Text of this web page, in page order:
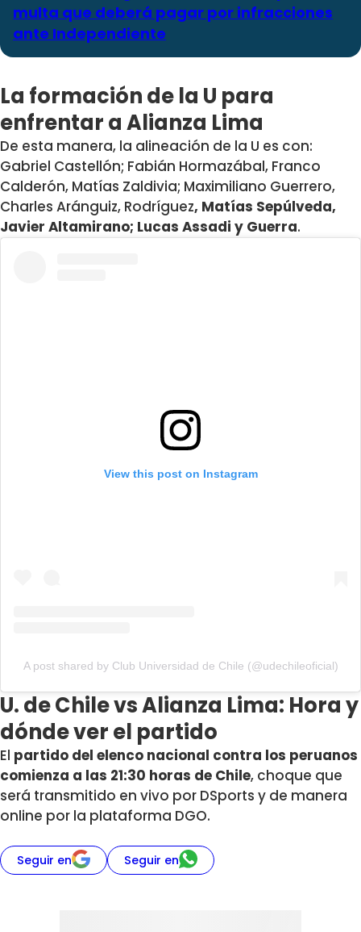
multa que deberá pagar por infracciones
ante Independiente
La formación de la U para
enfrentar a Alianza Lima
De esta manera, la alineación de la U es con:
Gabriel Castellón; Fabián Hormazábal, Franco
Calderón, Matías Zaldivia; Maximiliano Guerrero,
Charles Aránguiz, Rodríguez, Matías Sepúlveda,
Javier Altamirano; Lucas Assadi y Guerra.
View this post on Instagram
A post shared by Club Universidad de Chile (@udechileoficial)
U. de Chile vs Alianza Lima: Hora y
dónde ver el partido
El partido del elenco nacional contra los peruanos
comienza a las 21:30 horas de Chile, choque que
será transmitido en vivo por DSports y de manera
online por la plataforma DGO.
Seguir en Seguir en